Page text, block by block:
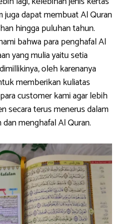
juga dapat membuat Al Quran
hingga puluhan tahun.
bahwa para penghafal Al
yang mulia yaitu setia
oleh karenanya
memberikan kuliatas
customer kami agar lebih
secara terus menerus dalam
menghafal Al Quran.